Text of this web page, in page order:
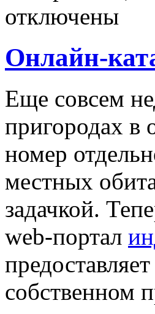
отключены
Онлайн-
Еще совсем
пригородах в
номер
местных
задачкой.
web-портал
собственном